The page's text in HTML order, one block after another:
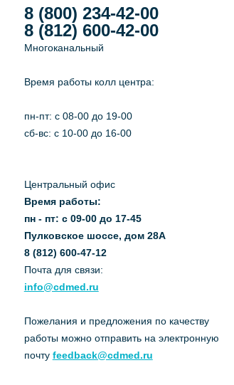
8 (800) 234-42-00
8 (812) 600-42-00
Многоканальный
Время работы колл центра:
пн-пт: c 08-00 до 19-00
сб-вс: с 10-00 до 16-00
Центральный офис
Время работы:
пн - пт: с 09-00 до 17-45
Пулковское шоссе, дом 28А
8 (812) 600-47-12
Почта для связи:
info@cdmed.ru
Пожелания и предложения по качеству
работы можно отправить на электронную
почту feedback@cdmed.ru